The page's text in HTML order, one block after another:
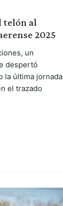
telón al
2025
un
despertó
la última jornada
el trazado